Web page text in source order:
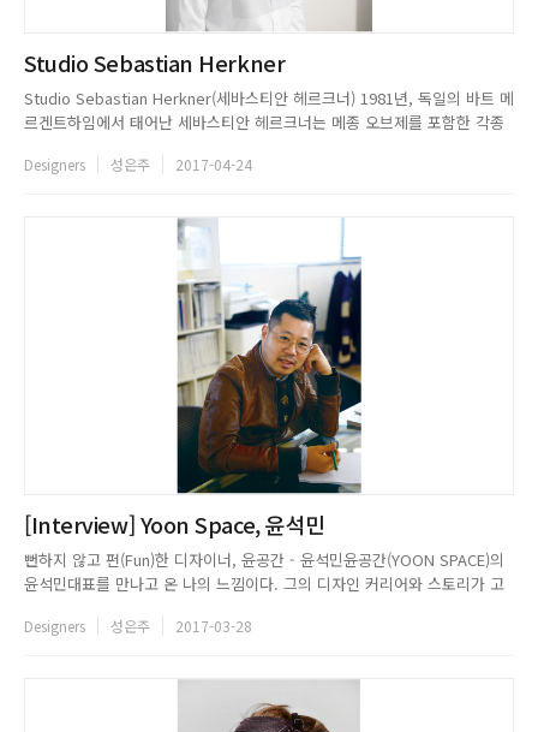
Studio Sebastian Herkner
Studio Sebastian Herkner(세바스티안 헤르크너) 1981년, 독일의 바트 메
르겐트하임에서 태어난 세바스티안 헤르크너는 메종 오브제를 포함한 각종
으 미술대학에서 제품 디자인을 공부한 그는 스텔라 맥카트니에서의 인턴십
Designers 성은주 2017-04-24
[Interview] Yoon Space, 윤석민
뻔하지 않고 펀(Fun)한 디자이너, 윤공간 - 윤석민윤공간(YOON SPACE)의
윤석민대표를 만나고 온 나의 느낌이다. 그의 디자인 커리어와 스토리가 고
과 디자이너가 갖춰야 할 애티튜드, 살아가는 즐거움에 대해 이야기를 이어
Designers 성은주 2017-03-28